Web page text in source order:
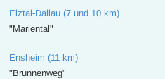
Elztal-Dallau (7 und 10 km)
"Mariental"
Ensheim (11 km)
"Brunnenweg"